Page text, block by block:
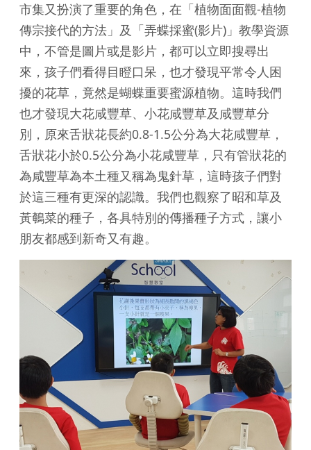
市集又扮演了重要的角色，在「植物面面觀-植物
傳宗接代的方法」及「弄蝶採蜜(影片)」教學資源
中，不管是圖片或是影片，都可以立即搜尋出
來，孩子們看得目瞪口呆，也才發現平常令人困
擾的花草，竟然是蝴蝶重要蜜源植物。這時我們
也才發現大花咸豐草、小花咸豐草及咸豐草分
別，原來舌狀花長約0.8-1.5公分為大花咸豐草，
舌狀花小於0.5公分為小花咸豐草，只有管狀花的
為咸豐草為本土種又稱為鬼針草，這時孩子們對
於這三種有更深的認識。我們也觀察了昭和草及
黃鵪菜的種子，各具特別的傳播種子方式，讓小
朋友都感到新奇又有趣。